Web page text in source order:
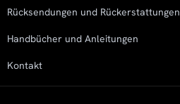
Rücksendungen und Rückerstattungen
Handbücher und Anleitungen
Kontakt